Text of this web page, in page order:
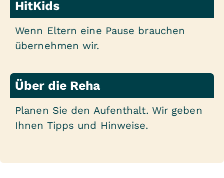
HitKids
Wenn Eltern eine Pause brauchen
übernehmen wir.
Über die Reha
Planen Sie den Aufenthalt. Wir geben
Ihnen Tipps und Hinweise.